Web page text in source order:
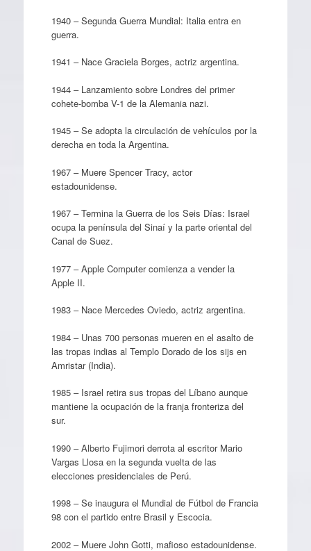
1940 – Segunda Guerra Mundial: Italia entra en
guerra.
1941 – Nace Graciela Borges, actriz argentina.
1944 – Lanzamiento sobre Londres del primer
cohete-bomba V-1 de la Alemania nazi.
1945 – Se adopta la circulación de vehículos por la
derecha en toda la Argentina.
1967 – Muere Spencer Tracy, actor
estadounidense.
1967 – Termina la Guerra de los Seis Días: Israel
ocupa la península del Sinaí y la parte oriental del
Canal de Suez.
1977 – Apple Computer comienza a vender la
Apple II.
1983 – Nace Mercedes Oviedo, actriz argentina.
1984 – Unas 700 personas mueren en el asalto de
las tropas indias al Templo Dorado de los sijs en
Amristar (India).
1985 – Israel retira sus tropas del Líbano aunque
mantiene la ocupación de la franja fronteriza del
sur.
1990 – Alberto Fujimori derrota al escritor Mario
Vargas Llosa en la segunda vuelta de las
elecciones presidenciales de Perú.
1998 – Se inaugura el Mundial de Fútbol de Francia
98 con el partido entre Brasil y Escocia.
2002 – Muere John Gotti, mafioso estadounidense.